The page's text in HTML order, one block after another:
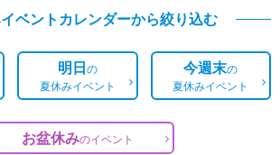
ベントカレンダーから絞り込む
明日の
夏休みイベント
今週末の
夏休みイベント
お盆休みのイベント